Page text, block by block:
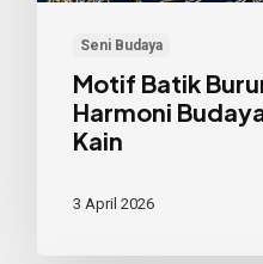
Seni Budaya
Motif Batik
Harmoni
Kain
3 April 2026